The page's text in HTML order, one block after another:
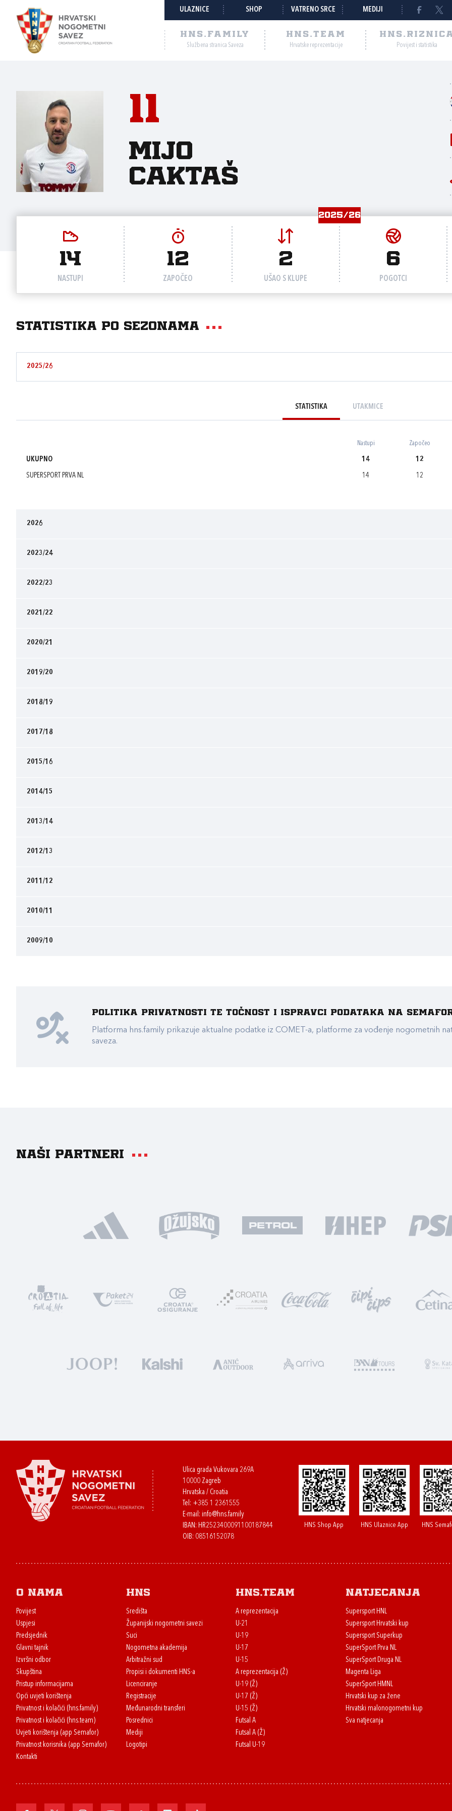
ULAZNICE SHOP VATRENO SRCE MEDIJI
HNS.FAMILY
Službena stranica Saveza
HNS.TEAM
Hrvatske reprezentacije Povijest i statistika
11
Mijo
Caktaš
2025/26
14
NASTUPI
12
ZAPOČEO
2
UŠAO S KLUPE
6
POGOTCI
Statistika po sezonama
2025/26
STATISTIKA UTAKMICE
Nastupi Započeo
UKUPNO 14 12
SUPERSPORT PRVA NL 14 12
2026
2023/24
2022/23
2021/22
2020/21
2019/20
2018/19
2017/18
2015/16
2014/15
2013/14
2012/13
2011/12
2010/11
2009/10
Politika privatnosti te točnost i ispravci podataka na
Platforma hns.family prikazuje aktualne podatke iz COMET-a, platforme za vođenje nogometnih
saveza.
Naši partneri
Ulica grada Vukovara 269A
10000 Zagreb
Hrvatska / Croatia
Tel: +385 1 2361555
E-mail: info@hns.family
IBAN: HR2523400091100187844
OIB: 08516152078
HNS Shop App HNS Ulaznice App HNS
O nama
Povijest
Uspjesi
Predsjednik
Glavni tajnik
Izvršni odbor
Skupština
Pristup informacijama
Opći uvjeti korištenja
Privatnost i kolačići (hns.family)
Privatnost i kolačići (hns.team)
Uvjeti korištenja (app Semafor)
Privatnost korisnika (app Semafor)
Kontakti
HNS
Središta
Županijski nogometni savezi
Suci
Nogometna akademija
Arbitražni sud
Propisi i dokumenti HNS-a
Licenciranje
Registracije
Međunarodni transferi
Posrednici
Mediji
Logotipi
HNS.team
A reprezentacija
U-21
U-19
U-17
U-15
A reprezentacija (Ž)
U-19 (Ž)
U-17 (Ž)
U-15 (Ž)
Futsal A
Futsal A (Ž)
Futsal U-19
Natjecanja
Supersport HNL
Supersport Hrvatski kup
Supersport Superkup
SuperSport Prva NL
SuperSport Druga NL
Magenta Liga
SuperSport HMNL
Hrvatski kup za žene
Hrvatski malonogometni kup
Sva natjecanja